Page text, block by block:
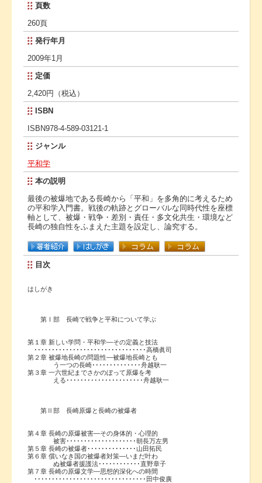
頁数
260頁
発行年月
2009年1月
定価
2,420円（税込）
ISBN
ISBN978-4-589-03121-1
ジャンル
平和学
本の説明
最後の被爆地である長崎から「平和」を多角的に考えるため
の平和学入門書。戦後の軌跡とグローバルな同時代性を座標
軸として、被爆・戦争・差別・責任・多文化共生・環境など
長崎の独自性をふまえた主題を設定し、論究する。
目次
はしがき
第Ⅰ部 長崎で戦争と平和について学ぶ
第１章 新しい学問・平和学―その定義と技法
････････････････････････････････高橋眞司
第２章 被爆地長崎の問題性―被爆地長崎とも
う一つの長崎･･････････････舟越耿一
第３章 一六世紀までさかのぼって原爆を考
える･･････････････････････舟越耿一
第Ⅱ部 長崎原爆と長崎の被爆者
第４章 長崎の原爆被害―その身体的・心理的
被害････････････････････朝長万左男
第５章 長崎の被爆者･･････････････山田拓民
第６章 償いなき国の被爆者対策―いまだ叶わ
ぬ被爆者援護法････････････直野章子
第７章 長崎の原爆文学―思想的深化への時間
････････････････････････････････田中俊廣